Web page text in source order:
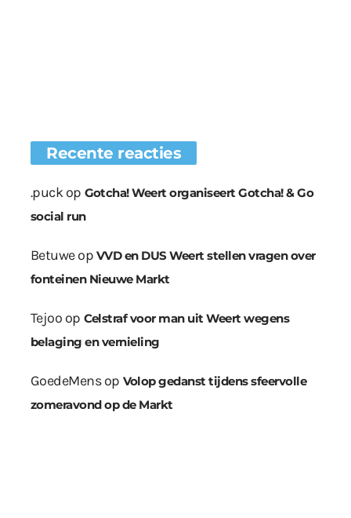
Recente reacties
.puckop Gotcha! Weert organiseert Gotcha! & Go
social run
Betuweop VVD en DUS Weert stellen vragen over
fonteinen Nieuwe Markt
Tejoo op Celstraf voor man uit Weert wegens
belaging en vernieling
GoedeMensop Volop gedanst tijdens sfeervolle
zomeravond op de Markt